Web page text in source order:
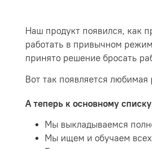
Наш продукт появился, как
работать в привычном
принято решение бросать
Вот так появляется
А теперь к основному
Мы выкладываемся
Мы ищем и обучаем